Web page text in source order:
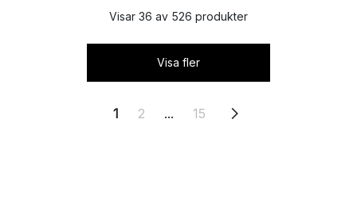
Visar 36 av 526 produkter
Visa fler
1 2 ... 15